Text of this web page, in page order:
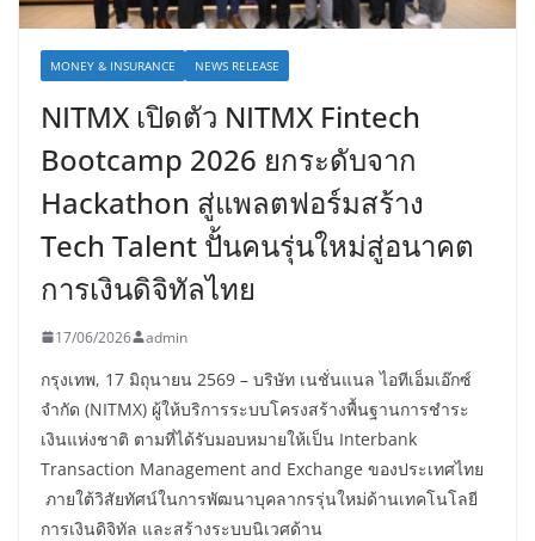
MONEY & INSURANCE NEWS RELEASE
NITMX เปิดตัว NITMX Fintech
Bootcamp 2026 ยกระดับจาก
Hackathon สู่แพลตฟอร์มสร้าง
Tech Talent ปั้นคนรุ่นใหม่สู่อนาคต
การเงินดิจิทัลไทย
17/06/2026 admin
กรุงเทพ, 17 มิถุนายน 2569 – บริษัท เนชั่นแนล ไอทีเอ็มเอ๊กซ์
จำกัด (NITMX) ผู้ให้บริการระบบโครงสร้างพื้นฐานการชำระ
เงินแห่งชาติ ตามที่ได้รับมอบหมายให้เป็น Interbank
Transaction Management and Exchange ของประเทศไทย
ภายใต้วิสัยทัศน์ในการพัฒนาบุคลากรรุ่นใหม่ด้านเทคโนโลยี
การเงินดิจิทัล และสร้างระบบนิเวศด้าน